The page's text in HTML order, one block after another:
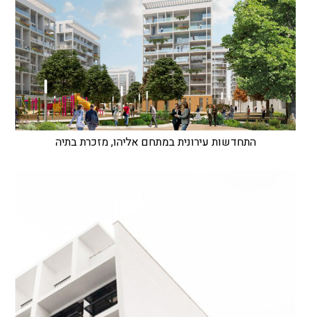
התחדשות עירונית במתחם אליהו, מזכרת בתיה